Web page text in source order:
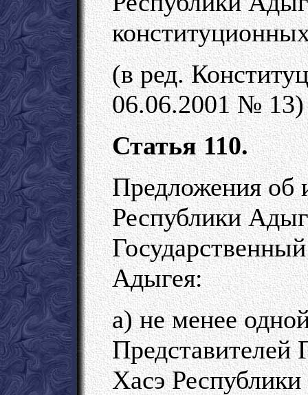
(в ред.
06.06.2001 № 13)
Статья 110.
Предложения об
Республики
Адыгея:
а) не менее
Представителей
Хасэ